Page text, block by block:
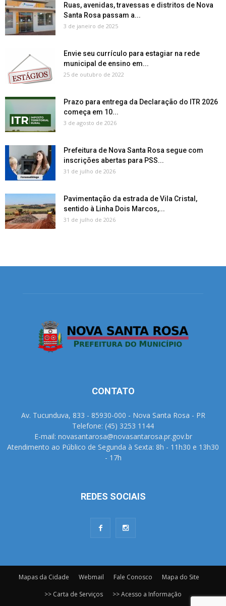
Ruas, avenidas, travessas e distritos de Nova
Santa Rosa passam a...
3 de janeiro de 2025
Envie seu currículo para estagiar na rede
municipal de ensino em...
25 de outubro de 2022
Prazo para entrega da Declaração do ITR 2026
começa em 10...
3 de agosto de 2026
Prefeitura de Nova Santa Rosa segue com
inscrições abertas para PSS...
31 de julho de 2026
Pavimentação da estrada de Vila Cristal,
sentido à Linha Dois Marcos,...
31 de julho de 2026
CONTATO
Av. Tucunduva, 833 - 85930-000 - Nova Santa Rosa - PR
Telefone: (45) 3253 1144
E-mail: novasantarosa@novasantarosa.pr.gov.br
Atendimento ao Público de Segunda à Sexta: 8h - 11h30 e 13h30
- 17h
REDES SOCIAIS
Mapas da Cidade Webmail Fale Conosco
Mapa do Site
>> Carta de Serviços
>> Acesso a Informação